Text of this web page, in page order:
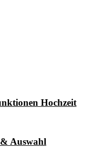
Hochzeit
Auswahl